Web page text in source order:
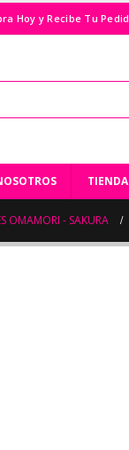
Hoy y Recibe Tu
TIENDA
OMAMORI - SAKURA